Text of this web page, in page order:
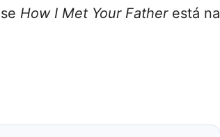
How I Met Your Fatherestá na